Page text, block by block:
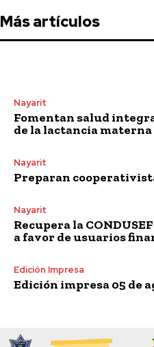
Más artículos
Nayarit
Fomentan salud
de la lactancia materna
Nayarit
Preparan
Nayarit
Recupera la
a favor de usuarios
Edición Impresa
Edición impresa 05 de